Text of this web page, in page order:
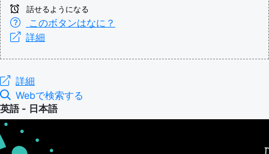
話せるようになる
このボタンはなに？
詳細
詳細
Webで検索する
英語 - 日本語